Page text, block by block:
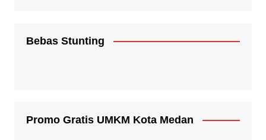
Bebas Stunting
Promo Gratis UMKM Kota Medan